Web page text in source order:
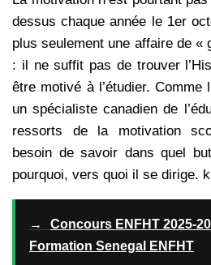
dessus chaque année le 1er
plus seulement une affaire de «
: il ne suffit pas de trouver
être motivé à l’étudier. Comme
un spécialiste canadien de
ressorts de la motivation
besoin de savoir dans quel
pourquoi, vers quoi il se dirige.
→
Concours ENFHT 2025-
Formation Senegal ENFHT